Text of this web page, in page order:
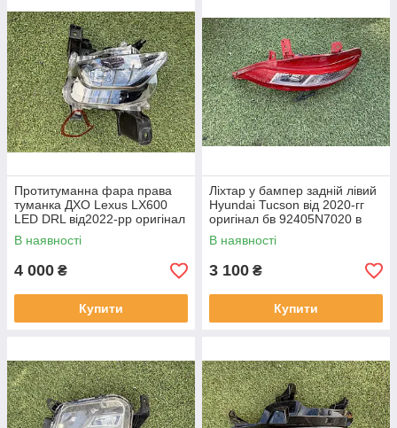
Протитуманна фара права
туманка ДХО Lexus LX600
LED DRL від2022-рр оригінал
бв відсутнє одно кріплення
В наявності
4 000 ₴
Купити
Ліхтар у бампер задній лівий
Hyundai Tucson від 2020-гг
оригінал бв 92405N7020 в
нормальному стані
В наявності
3 100 ₴
Купити